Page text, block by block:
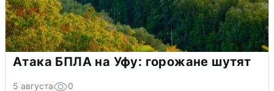
Атака БПЛА на Уфу: горожане шутят
5 августа 0